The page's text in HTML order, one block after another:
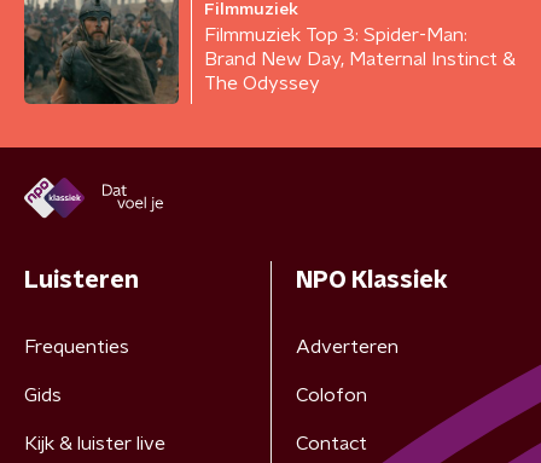
Filmmuziek
Filmmuziek Top 3: Spider-Man:
Brand New Day, Maternal Instinct &
The Odyssey
Luisteren
Frequenties
Gids
Kijk & luister live
NPO Klassiek
Adverteren
Colofon
Contact